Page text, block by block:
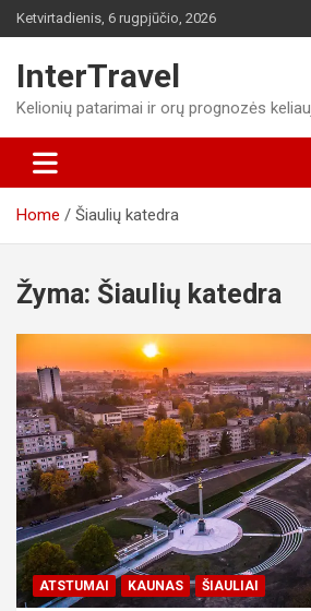
Skip
to
Ketvirtadienis, 6 rugpjūčio, 2026
InterTravel
Kelionių patarimai ir orų prognozės
Home Šiaulių katedra
Žyma: Šiaulių katedra
ATSTUMAI KAUNAS ŠIAULIAI